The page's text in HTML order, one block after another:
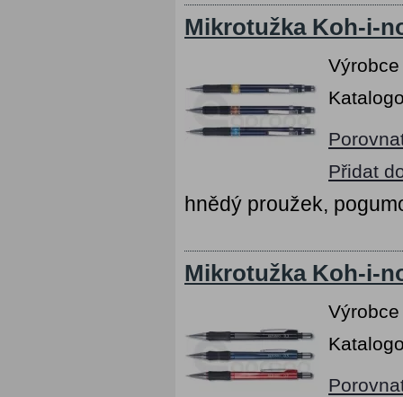
Mikrotužka Koh-i-
Přidat
hnědý proužek,
Mikrotužka Koh-i-